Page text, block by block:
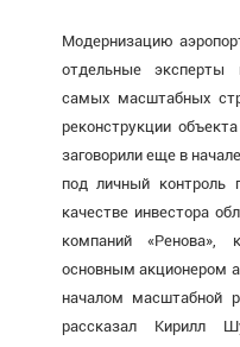
Модернизацию
отдельные
самых масштабных
реконструкции
заговорили еще в
под личный контроль
качестве инвестора
компаний
основным акционером
началом масштабной
рассказал Кирилл